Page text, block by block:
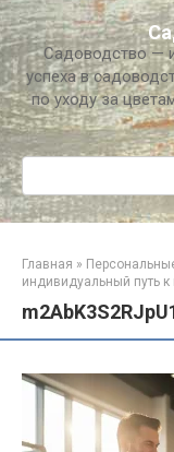
Перейти
к
контентуСадоводство —
успеха в
по уходу за
Поиск:
Главная »
индивидуальный путь